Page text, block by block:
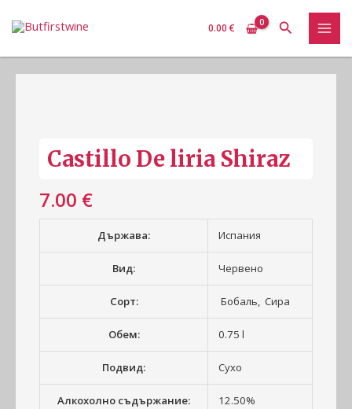
0.00€ Search
Castillo De liria Shiraz
7.00 €
Държава: Испания
Вид: Червено
Сорт: Бобаль, Сира
Обем: 0.75 l
Подвид: Сухо
Алкохолно съдържание: 12.50%
liria